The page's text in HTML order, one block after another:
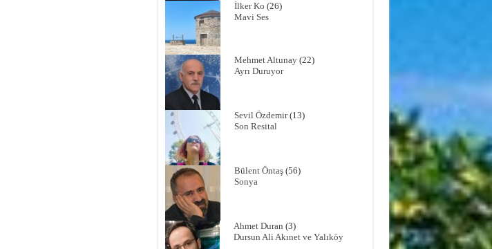
İlker Ko (26)
Mavi Ses
Mehmet Altunay(22)
Ayrı Duruyor
Sevil Özdemir(13)
Son Resital
Bülent Öntaş(56)
Sonya
Ahmet Duran (3)
Dursun Ali Akınet ve Yalıköy